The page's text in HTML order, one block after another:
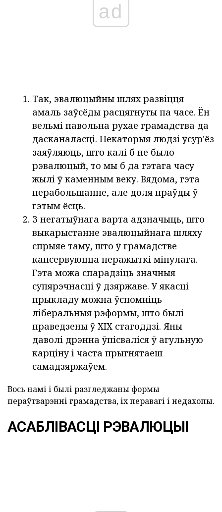
ad
Так, эвалюцыйны шлях развіцця
амаль заўсёды расцягнуты па часе. Ён
вельмі павольна рухае грамадства да
дасканаласці. Некаторыя людзі ўсур'ёз
заяўляюць, што калі б не было
рэвалюцый, то мы б да гэтага часу
жылі ў каменным веку. Вядома, гэта
перабольшанне, але доля праўды ў
гэтым ёсць.
З негатыўнага варта адзначыць, што
выкарыстанне эвалюцыйнага шляху
спрыяе таму, што ў грамадстве
кансервуюцца перажыткі мінулага.
Гэта можа спарадзіць значныя
супярэчнасці ў дзяржаве. У якасці
прыкладу можна ўспомніць
ліберальныя рэформы, што былі
праведзены ў XIX стагоддзі. Яны
даволі дрэнна ўпісваліся ў агульную
карціну і часта прыгнятаеш
самадзяржаўем.
Вось намі і былі разгледжаны формы
пераўтварэнні грамадства, іх перавагі і недахопы.
АСАБЛІВАСЦІ РЭВАЛЮЦЫІ